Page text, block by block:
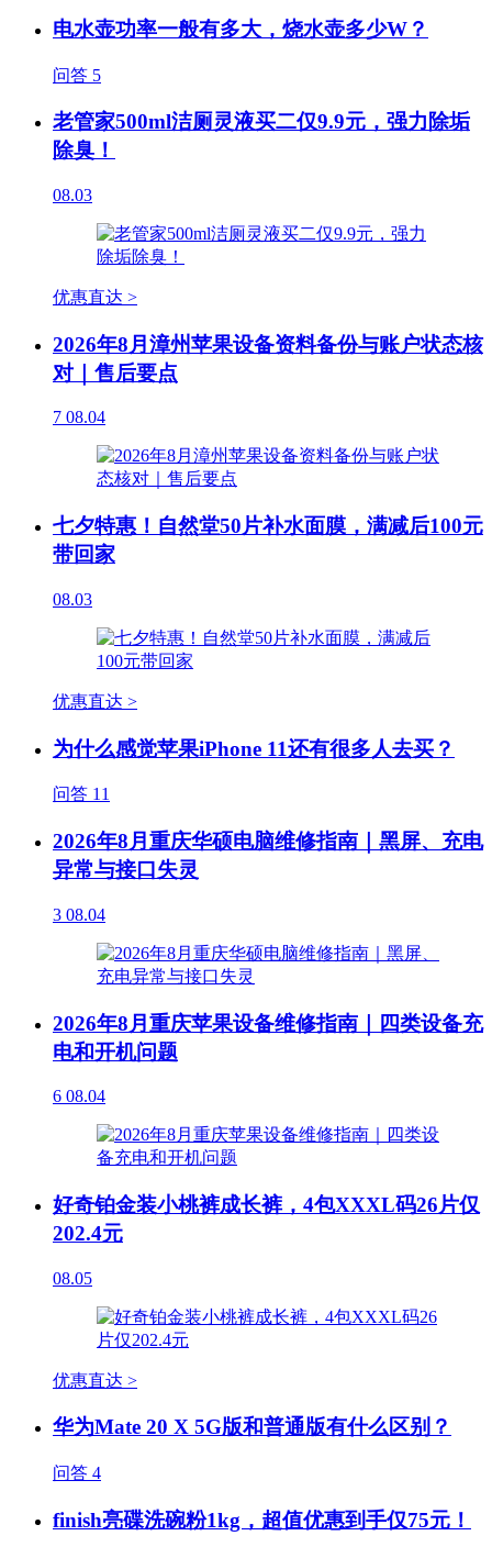
电水壶功率一般有多大，烧水壶多少W？
问答 5
老管家500ml洁厕灵液买二仅9.9元，强力除垢
除臭！
08.03
优惠直达 >
2026年8月漳州苹果设备资料备份与账户状态核
对｜售后要点
7 08.04
七夕特惠！自然堂50片补水面膜，满减后100元
带回家
08.03
优惠直达 >
为什么感觉苹果iPhone 11还有很多人去买？
问答 11
2026年8月重庆华硕电脑维修指南｜黑屏、充电
异常与接口失灵
3 08.04
2026年8月重庆苹果设备维修指南｜四类设备充
电和开机问题
6 08.04
好奇铂金装小桃裤成长裤，4包XXXL码26片仅
202.4元
08.05
优惠直达 >
华为Mate 20 X 5G版和普通版有什么区别？
问答 4
finish亮碟洗碗粉1kg，超值优惠到手仅75元！